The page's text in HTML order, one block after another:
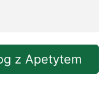
z Apetytem